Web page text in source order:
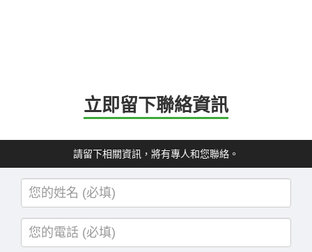
立即留下聯絡資訊
請留下相關資訊，將有專人和您聯絡。